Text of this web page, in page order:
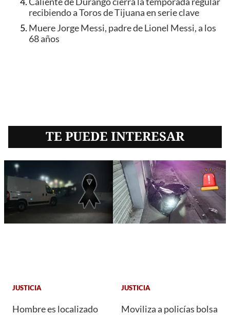
recibiendo a Toros de Tijuana en serie clave
Muere Jorge Messi, padre de Lionel Messi, a los
68 años
TE PUEDE INTERESAR
JUSTICIA
Hombre es localizado
JUSTICIA
Moviliza a policías bolsa